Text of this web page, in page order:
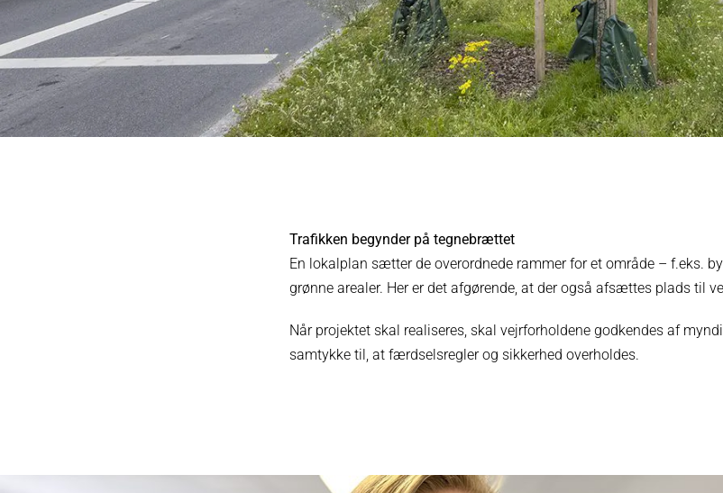
Trafikken begynder på tegnebrættet
En lokalplan sætter de overordnede rammer for et område – f.eks.
grønne arealer. Her er det afgørende, at der også afsættes plads til
Når projektet skal realiseres, skal vejrforholdene godkendes af
samtykke til, at færdselsregler og sikkerhed overholdes.